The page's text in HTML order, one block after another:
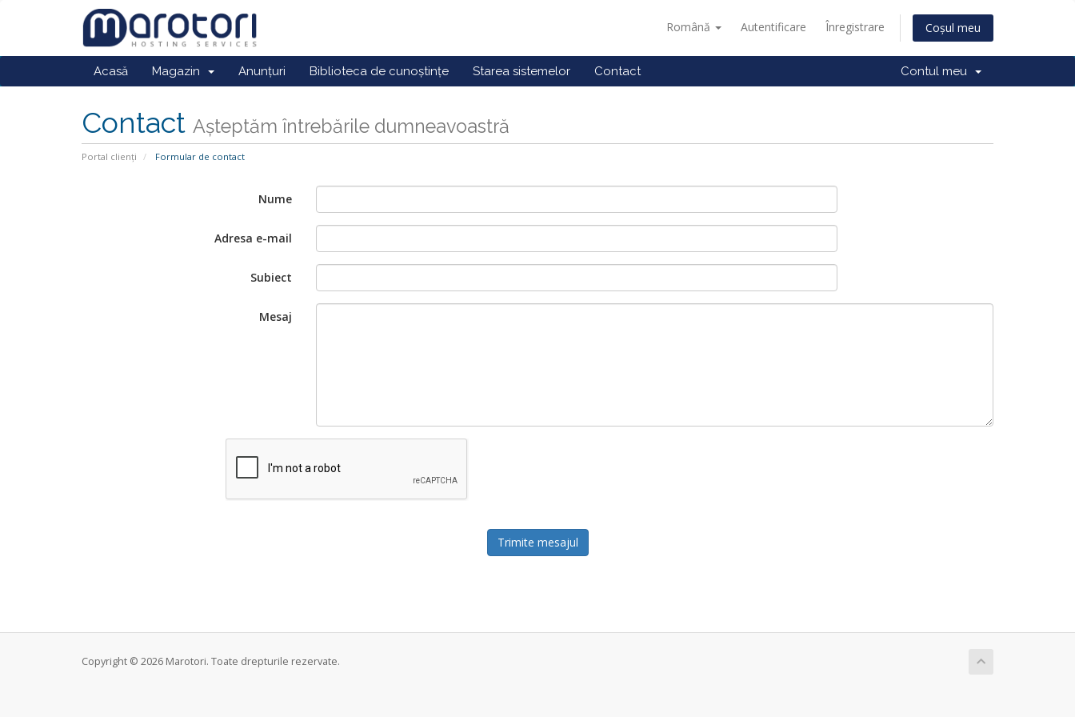
Română Autentificare Înregistrare Coșul meu
Acasă Magazin Anunțuri Biblioteca de cunoștințe Starea sistemelor Contact Contul meu
Contact Așteptăm întrebările dumneavoastră
Portal clienți Formular de contact
Nume
Adresa e-mail
Subiect
Mesaj
Trimite mesajul
Copyright © 2026 Marotori. Toate drepturile rezervate.